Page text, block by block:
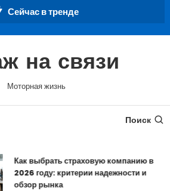
Сейчас в тренде
на связи
Моторная жизнь
Поиск
Как выбрать страховую компанию в
2026 году: критерии надежности и
обзор рынка